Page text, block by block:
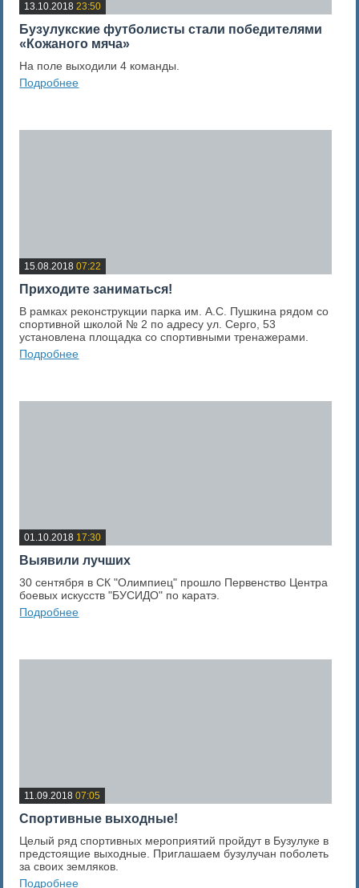
13.10.2018 23:50
Бузулукские футболисты стали победителями
«Кожаного мяча»
На поле выходили 4 команды.
Подробнее
15.08.2018 07:22
Приходите заниматься!
В рамках реконструкции парка им. А.С. Пушкина рядом со
спортивной школой № 2 по адресу ул. Серго, 53
установлена площадка со спортивными тренажерами.
Подробнее
01.10.2018 17:30
Выявили лучших
30 сентября в СК "Олимпиец" прошло Первенство Центра
боевых искусств "БУСИДО" по каратэ.
Подробнее
11.09.2018 07:05
Спортивные выходные!
Целый ряд спортивных мероприятий пройдут в Бузулуке в
предстоящие выходные. Приглашаем бузулучан поболеть
за своих земляков.
Подробнее